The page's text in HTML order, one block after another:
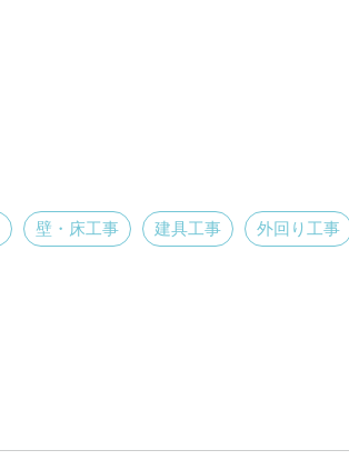
壁・床工事 建具工事 外回り工事